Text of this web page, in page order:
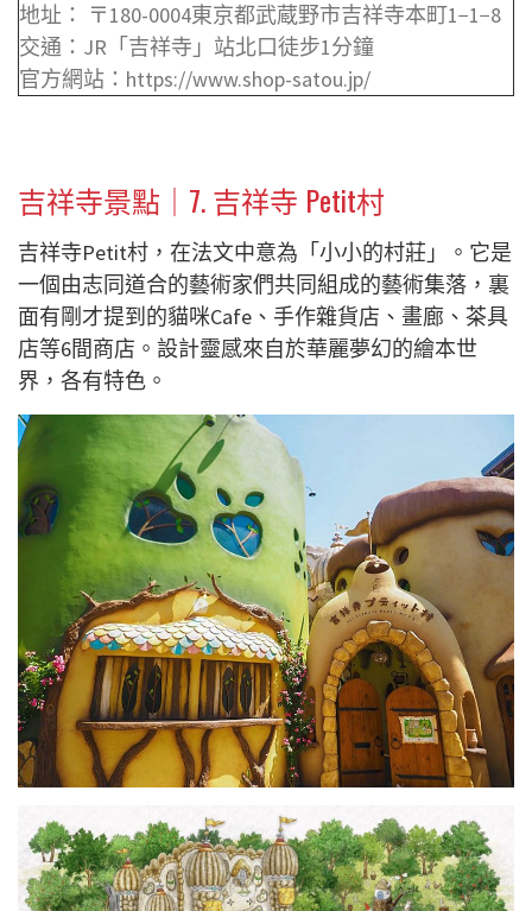
地址： 〒180-0004東京都武蔵野市吉祥寺本町1−1−8
交通：JR「吉祥寺」站北口徒步1分鐘
官方網站：https://www.shop-satou.jp/
吉祥寺景點｜7.吉祥寺 Petit村
吉祥寺Petit村，在法文中意為「小小的村莊」。它是
一個由志同道合的藝術家們共同組成的藝術集落，裏
面有剛才提到的貓咪Cafe、手作雜貨店、畫廊、茶具
店等6間商店。設計靈感來自於華麗夢幻的繪本世
界，各有特色。